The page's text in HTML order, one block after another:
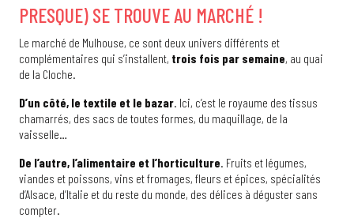
PRESQUE) SE TROUVE AU MARCHÉ !
Le marché de Mulhouse, ce sont deux univers différents et
complémentaires qui s’installent, trois fois par semaine, au quai
de la Cloche.
D’un côté, le textile et le bazar. Ici, c’est le royaume des tissus
chamarrés, des sacs de toutes formes, du maquillage, de la
vaisselle…
De l’autre, l’alimentaire et l’horticulture. Fruits et légumes,
viandes et poissons, vins et fromages, fleurs et épices, spécialités
d’Alsace, d’Italie et du reste du monde, des délices à déguster sans
compter.